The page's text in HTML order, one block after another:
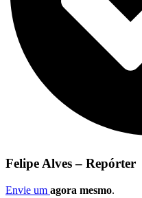
Felipe Alves – Repórter
Envie um agora mesmo.